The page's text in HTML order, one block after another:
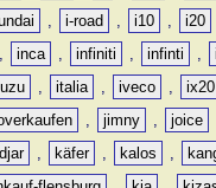
, i-road , i10 , i20
, inca , infiniti , infinti ,
, italia , iveco , ix20
, jimny , joice
, käfer , kalos ,